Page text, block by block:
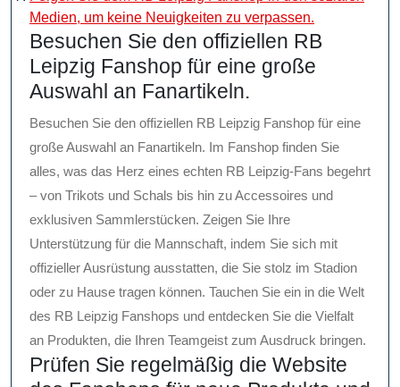
Medien, um keine Neuigkeiten zu verpassen.
Besuchen Sie den offiziellen RB
Leipzig Fanshop für eine große
Auswahl an Fanartikeln.
Besuchen Sie den offiziellen RB Leipzig Fanshop für eine
große Auswahl an Fanartikeln. Im Fanshop finden Sie
alles, was das Herz eines echten RB Leipzig-Fans begehrt
– von Trikots und Schals bis hin zu Accessoires und
exklusiven Sammlerstücken. Zeigen Sie Ihre
Unterstützung für die Mannschaft, indem Sie sich mit
offizieller Ausrüstung ausstatten, die Sie stolz im Stadion
oder zu Hause tragen können. Tauchen Sie ein in die Welt
des RB Leipzig Fanshops und entdecken Sie die Vielfalt
an Produkten, die Ihren Teamgeist zum Ausdruck bringen.
Prüfen Sie regelmäßig die Website